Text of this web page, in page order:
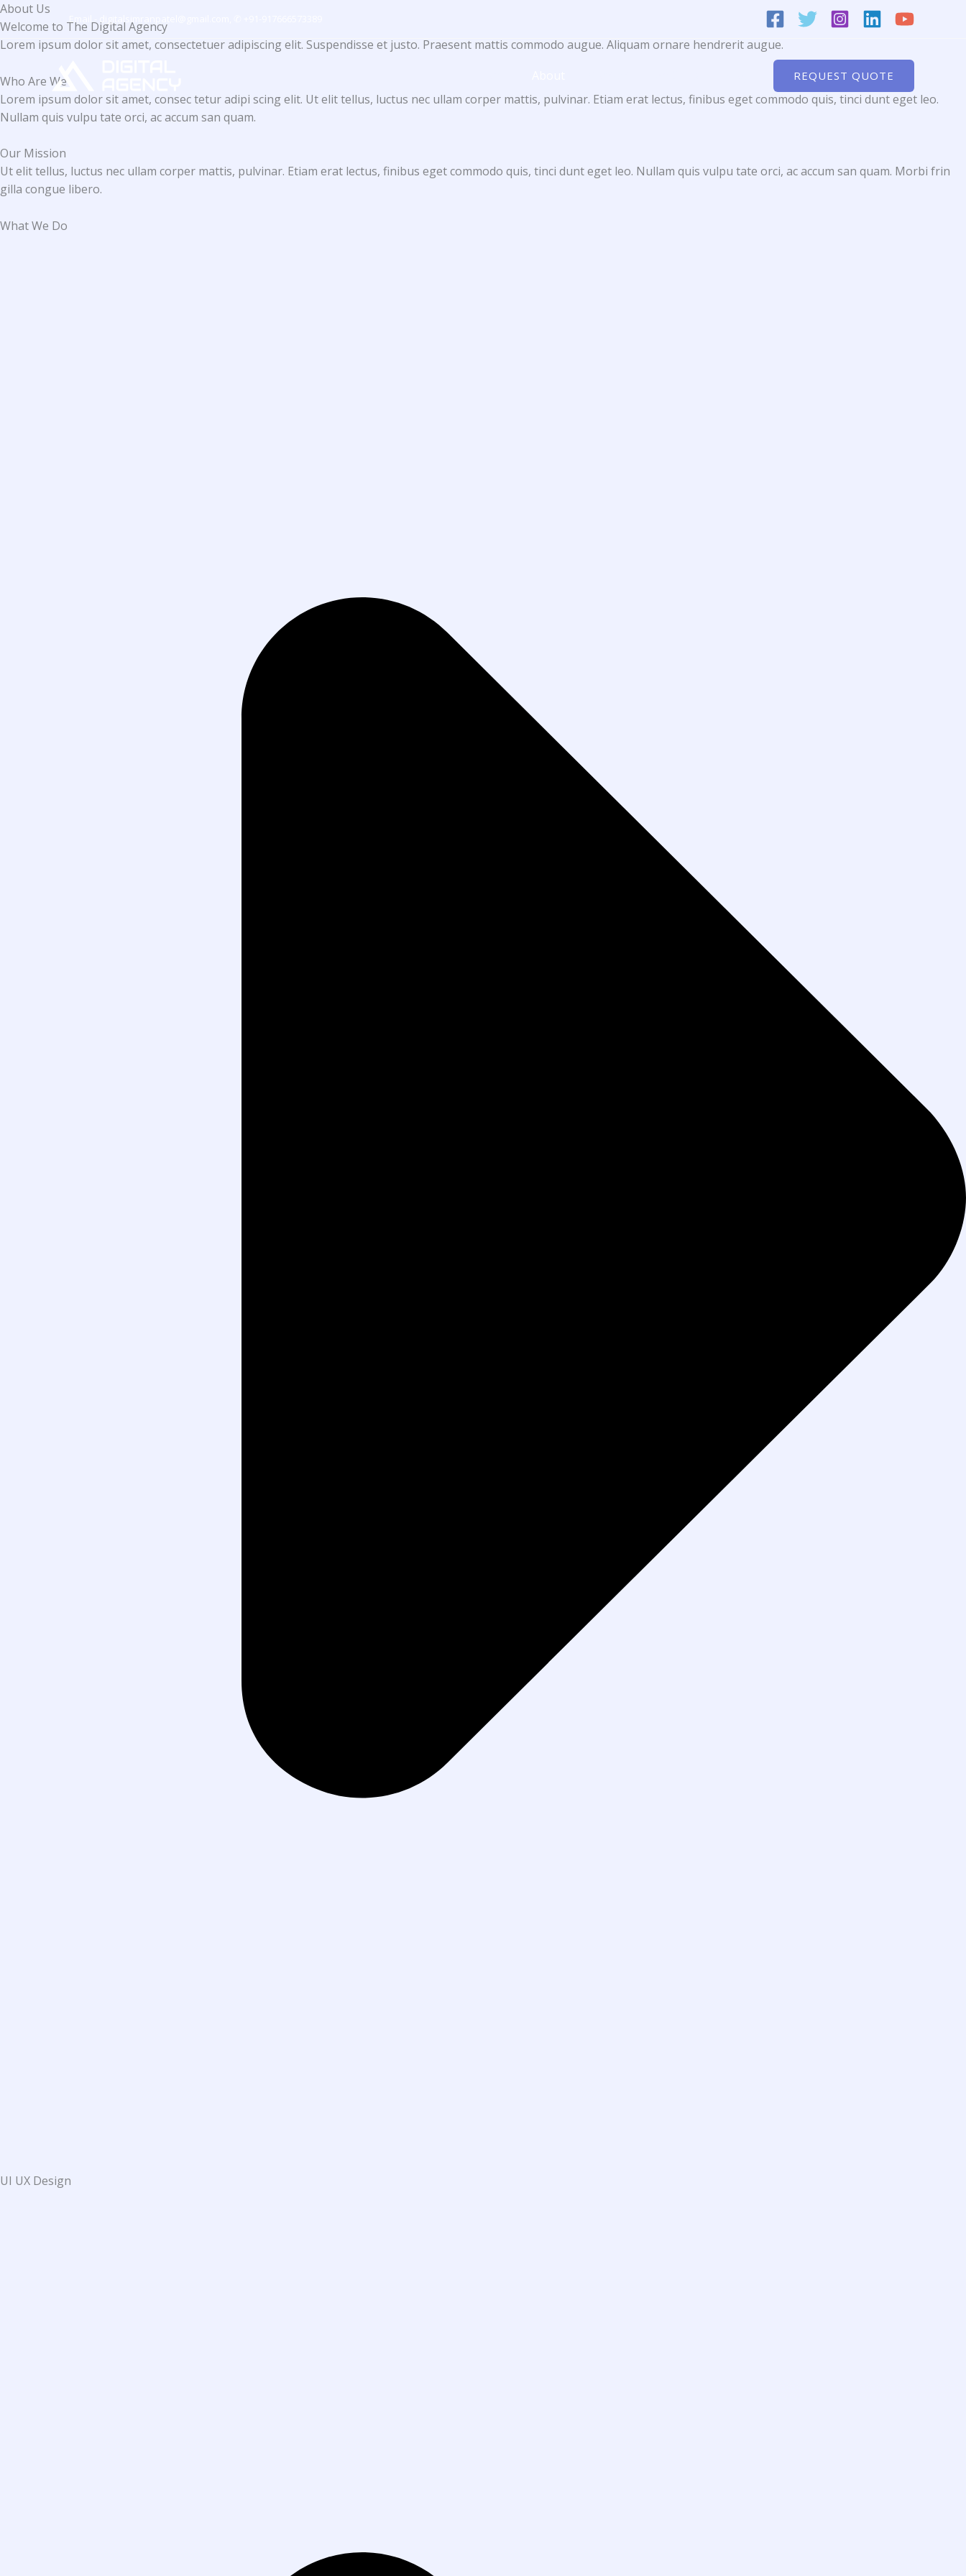
Skip
to
content
REQUEST QUOTE
About Us
Welcome to The Digital Agency​
Lorem ipsum dolor sit amet, consectetuer adipiscing elit. Suspendisse et justo. Praesent mattis commodo augue. Aliquam ornare hendrerit augue.
Who Are We​
Lorem ipsum dolor sit amet, consec tetur adipi scing elit. Ut elit tellus, luctus nec ullam corper mattis, pulvinar. Etiam erat lectus, finibus eget commodo quis, tinci dunt eget leo.
Nullam quis vulpu tate orci, ac accum san quam.
Our Mission​
Ut elit tellus, luctus nec ullam corper mattis, pulvinar. Etiam erat lectus, finibus eget commodo quis, tinci dunt eget leo. Nullam quis vulpu tate orci, ac accum san quam. Morbi frin
gilla congue libero.
What We Do
UI UX Design​